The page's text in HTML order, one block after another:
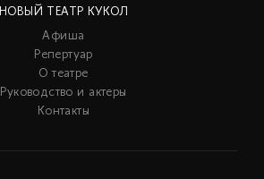
НОВЫЙ ТЕАТР КУКОЛ
Афиша
Репертуар
О театре
Руководство и актеры
Контакты